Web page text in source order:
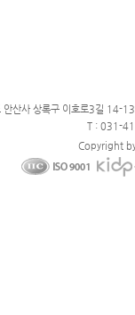
안산사 상록구 이호로3길 14-
T : 031-
Copyright